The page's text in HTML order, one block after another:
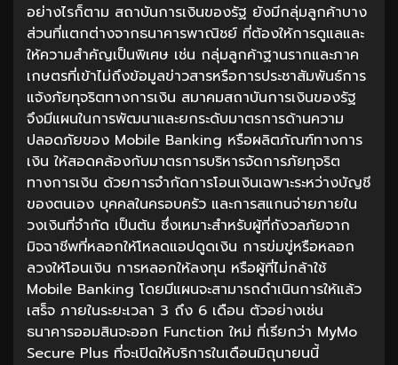
อย่างไรก็ตาม สถาบันการเงินของรัฐ ยังมีกลุ่มลูกค้าบาง
ส่วนที่แตกต่างจากธนาคารพาณิชย์ ที่ต้องให้การดูแลและ
ให้ความสำคัญเป็นพิเศษ เช่น กลุ่มลูกค้าฐานรากและภาค
เกษตรที่เข้าไม่ถึงข้อมูลข่าวสารหรือการประชาสัมพันธ์การ
แจ้งภัยทุจริตทางการเงิน สมาคมสถาบันการเงินของรัฐ
จึงมีแผนในการพัฒนาและยกระดับมาตรการด้านความ
ปลอดภัยของ Mobile Banking หรือผลิตภัณฑ์ทางการ
เงิน ให้สอดคล้องกับมาตรการบริหารจัดการภัยทุจริต
ทางการเงิน ด้วยการจำกัดการโอนเงินเฉพาะระหว่างบัญชี
ของตนเอง บุคคลในครอบครัว และการสแกนจ่ายภายใน
วงเงินที่จำกัด เป็นต้น ซึ่งเหมาะสำหรับผู้ที่กังวลภัยจาก
มิจฉาชีพที่หลอกให้โหลดแอปดูดเงิน การข่มขู่หรือหลอก
ลวงให้โอนเงิน การหลอกให้ลงทุน หรือผู้ที่ไม่กล้าใช้
Mobile Banking โดยมีแผนจะสามารถดำเนินการให้แล้ว
เสร็จ ภายในระยะเวลา 3 ถึง 6 เดือน ตัวอย่างเช่น
ธนาคารออมสินจะออก Function ใหม่ ที่เรียกว่า MyMo
Secure Plus ที่จะเปิดให้บริการในเดือนมิถุนายนนี้